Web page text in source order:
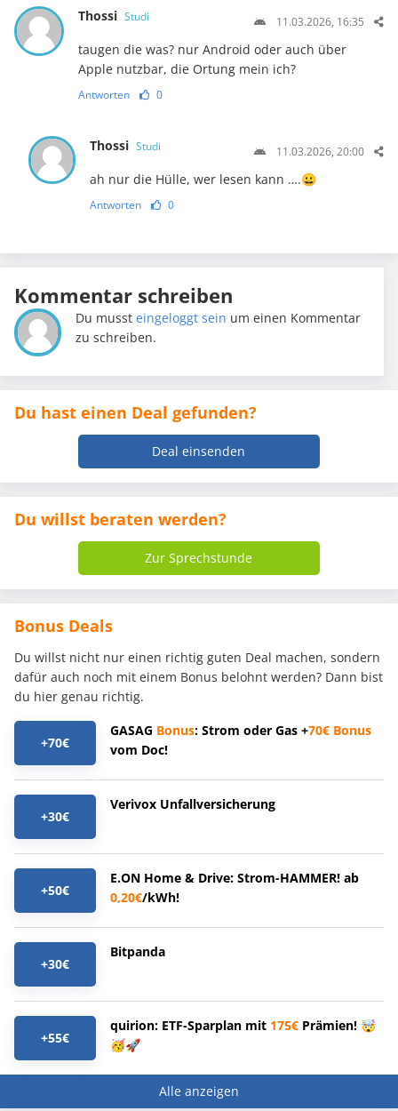
Thossi Studi 11.03.2026, 16:35
taugen die was? nur Android oder auch über
Apple nutzbar, die Ortung mein ich?
Antworten 0
Thossi Studi 11.03.2026, 20:00
ah nur die Hülle, wer lesen kann ….😀
Antworten 0
Kommentar schreiben
Du mussteingeloggt sein um einen Kommentar
zu schreiben.
Du hast einen Deal gefunden?
Deal einsenden
Du willst beraten werden?
Zur Sprechstunde
Bonus Deals
Du willst nicht nur einen richtig guten Deal machen, sondern
dafür auch noch mit einem Bonus belohnt werden? Dann bist
du hier genau richtig.
+70€
GASAG Bonus: Strom oder Gas +70€ Bonus
vom Doc!
+30€
Verivox Unfallversicherung
+50€
E.ON Home & Drive: Strom-HAMMER! ab
0,20€/kWh!
+30€
Bitpanda
+55€
quirion: ETF-Sparplan mit 175€ Prämien! 🤯
🥳🚀
Alle anzeigen